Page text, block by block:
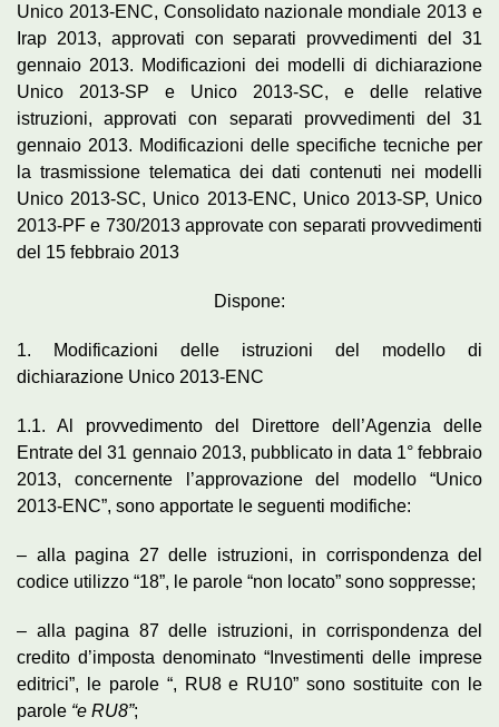
Unico 2013-ENC, Consolidato nazionale mondiale 2013 e
Irap 2013, approvati con separati provvedimenti del 31
gennaio 2013. Modificazioni dei modelli di dichiarazione
Unico 2013-SP e Unico 2013-SC, e delle relative
istruzioni, approvati con separati provvedimenti del 31
gennaio 2013. Modificazioni delle specifiche tecniche per
la trasmissione telematica dei dati contenuti nei modelli
Unico 2013-SC, Unico 2013-ENC, Unico 2013-SP, Unico
2013-PF e 730/2013 approvate con separati provvedimenti
del 15 febbraio 2013
Dispone:
1. Modificazioni delle istruzioni del modello di
dichiarazione Unico 2013-ENC
1.1. Al provvedimento del Direttore dell’Agenzia delle
Entrate del 31 gennaio 2013, pubblicato in data 1° febbraio
2013, concernente l’approvazione del modello “Unico
2013-ENC”, sono apportate le seguenti modifiche:
– alla pagina 27 delle istruzioni, in corrispondenza del
codice utilizzo “18”, le parole “non locato” sono soppresse;
– alla pagina 87 delle istruzioni, in corrispondenza del
credito d’imposta denominato “Investimenti delle imprese
editrici”, le parole “, RU8 e RU10” sono sostituite con le
parole “e RU8”;